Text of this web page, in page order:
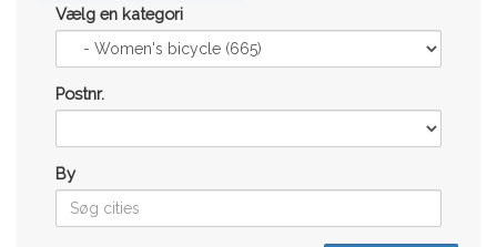
Vælg en kategori
Postnr.
By